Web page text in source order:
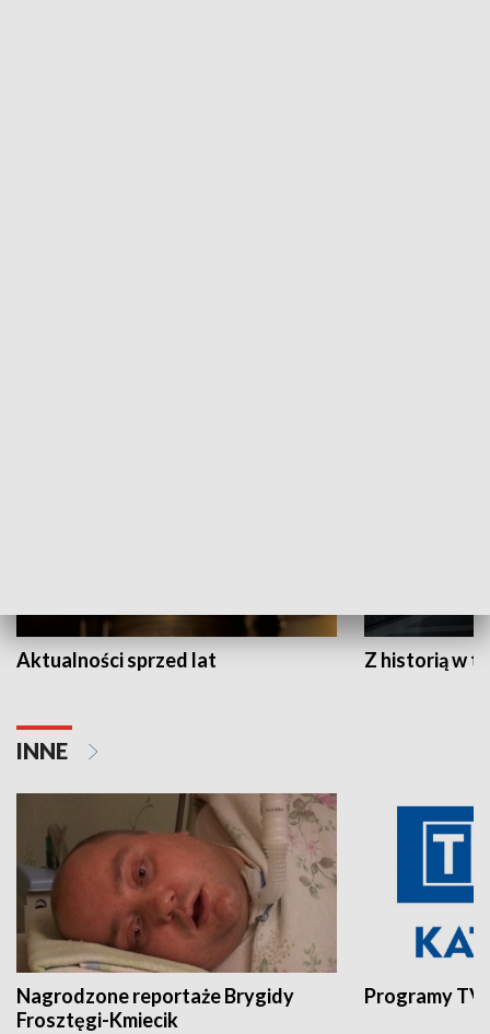
Aktualności sprzed lat Z historią w
INNE
Nagrodzone reportaże Brygidy
Frosztęgi-Kmiecik
Programy